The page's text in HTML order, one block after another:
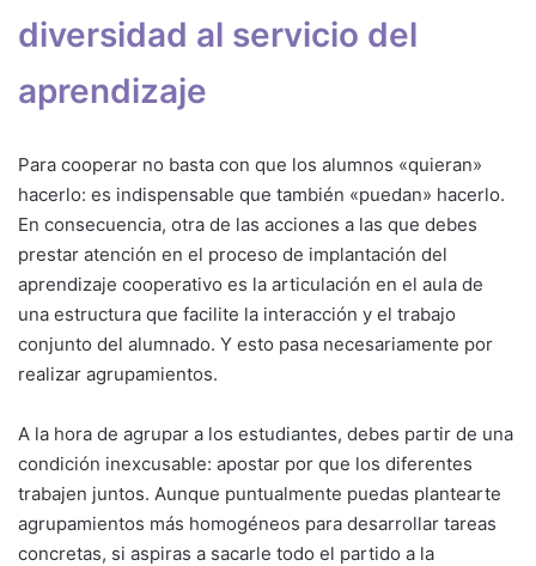
diversidad al servicio del
aprendizaje
Para cooperar no basta con que los alumnos «quieran»
hacerlo: es indispensable que también «puedan» hacerlo.
En consecuencia, otra de las acciones a las que debes
prestar atención en el proceso de implantación del
aprendizaje cooperativo es la articulación en el aula de
una estructura que facilite la interacción y el trabajo
conjunto del alumnado. Y esto pasa necesariamente por
realizar agrupamientos.
A la hora de agrupar a los estudiantes, debes partir de una
condición inexcusable: apostar por que los diferentes
trabajen juntos. Aunque puntualmente puedas plantearte
agrupamientos más homogéneos para desarrollar tareas
concretas, si aspiras a sacarle todo el partido a la